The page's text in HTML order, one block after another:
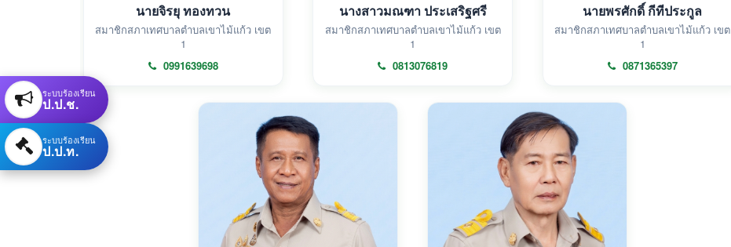
นายจิรยุ ทองทวน
สมาชิกสภาเทศบาลตำบลเขาไม้แก้ว เขต
1
0991639698
นางสาวมณฑา ประเสริฐศรี
สมาชิกสภาเทศบาลตำบลเขาไม้แก้ว เขต
1
0813076819
นายพรศักดิ์ กีทีประกูล
สมาชิกสภาเทศบาลตำบลเขาไม้แก้ว เขต
1
0871365397
ระบบร้องเรียน
ป.ป.ช.
ระบบร้องเรียน
ป.ป.ท.